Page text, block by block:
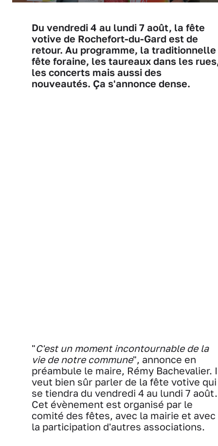
Du vendredi 4 au lundi 7 août, la fête
votive de Rochefort-du-Gard est de
retour. Au programme, la traditionnelle
fête foraine, les taureaux dans les
les concerts mais aussi des
nouveautés. Ça s'annonce dense.
"C'est un moment incontournable de la
vie de notre commune", annonce en
préambule le maire, Rémy Bachevalier.
veut bien sûr parler de la fête votive qui
se tiendra du vendredi 4 au lundi 7 août.
Cet évènement est organisé par le
comité des fêtes, avec la mairie et avec
la participation d'autres associations.